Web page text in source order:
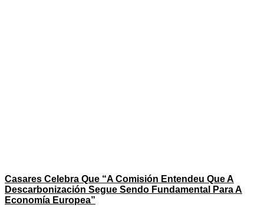
Casares Celebra Que “a Comisión Entendeu Que A
Descarbonización Segue Sendo Fundamental Para A
Economía Europea”